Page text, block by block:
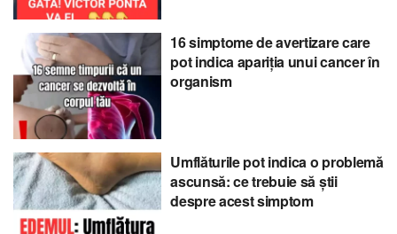
16 simptome de avertizare care
pot indica apariția unui cancer în
organism
Umflăturile pot indica o problemă
ascunsă: ce trebuie să știi
despre acest simptom